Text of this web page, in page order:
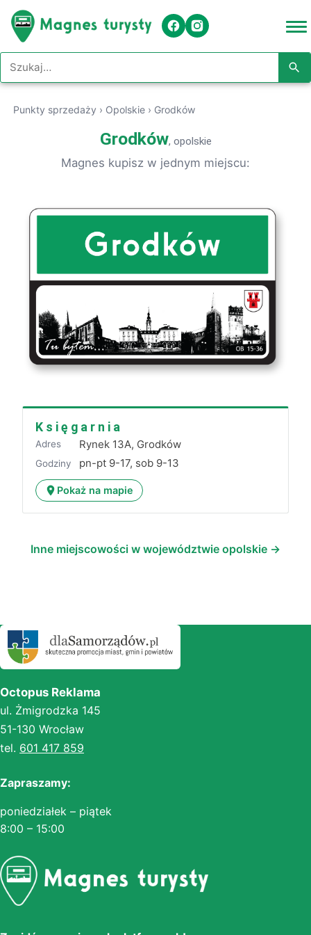
Szukaj w serwisie
Punkty sprzedaży › Opolskie › Grodków
Grodków, opolskie
Magnes kupisz w jednym miejscu:
K s i ę g a r n i a
Adres Rynek 13A, Grodków
Godziny pn-pt 9-17, sob 9-13
Pokaż na mapie
Inne miejscowości w województwie opolskie →
Octopus Reklama
ul. Żmigrodzka 145
51-130 Wrocław
tel. 601 417 859
Zapraszamy:
poniedziałek – piątek
8:00 – 15:00